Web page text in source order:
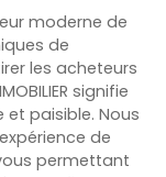
moderne de
de
les acheteurs
signifie
paisible. Nous
de
permettant